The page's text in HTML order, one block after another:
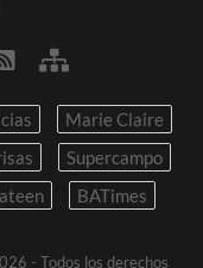
Marie Claire
Supercampo
BATimes
- Todos los derechos